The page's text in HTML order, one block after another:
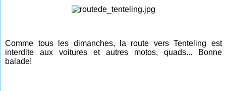
Comme tous les dimanches, la route vers Tenteling est
interdite aux voitures et autres motos, quads... Bonne
balade!